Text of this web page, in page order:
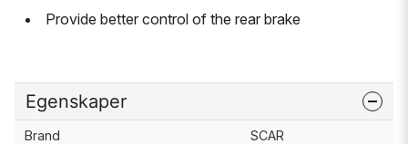
Provide better control of the rear brake
Egenskaper
Brand SCAR